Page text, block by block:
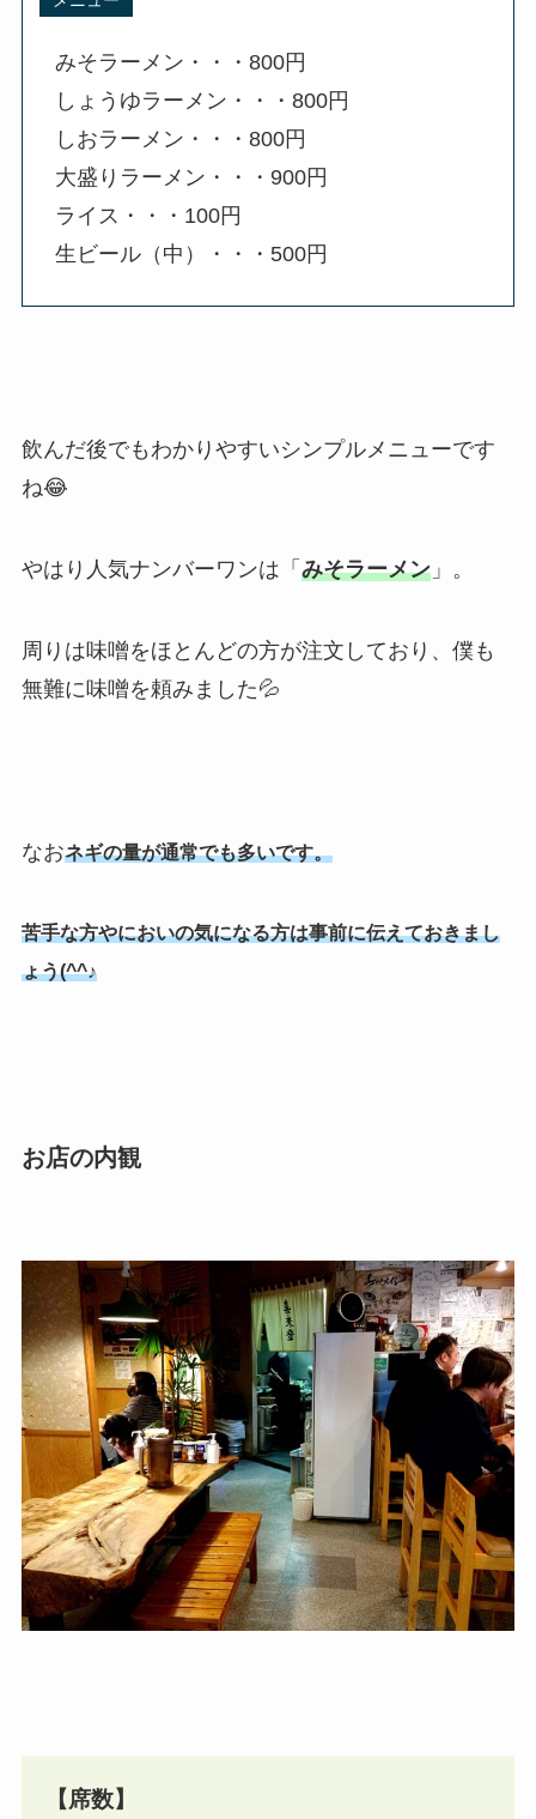
みそラーメン・・・800円
しょうゆラーメン・・・800円
しおラーメン・・・800円
大盛りラーメン・・・900円
ライス・・・100円
生ビール（中）・・・500円
飲んだ後でもわかりやすいシンプルメニューです
ね😂
やはり人気ナンバーワンは「 みそラーメン」。
周りは味噌をほとんどの方が注文しており、僕も
無難に味噌を頼みました💦
なおネギの量が通常でも多いです。
苦手な方やにおいの気になる方は事前に伝えておきまし
ょう(^^♪
お店の内観
【席数】